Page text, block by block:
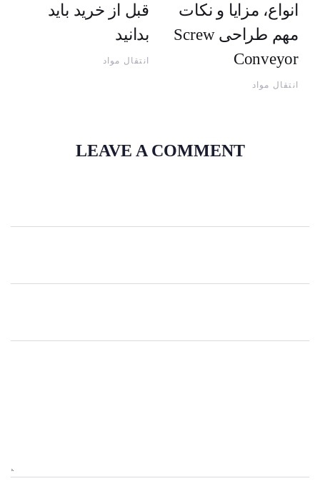
انواع، مزایا و نکات
مهم طراحی Screw
Conveyor
انتقال مواد
قبل از خرید باید
بدانید
انتقال مواد
LEAVE A COMMENT